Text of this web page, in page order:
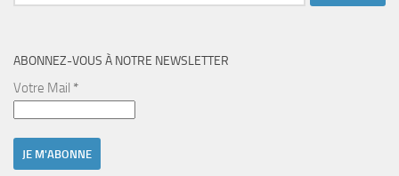
ABONNEZ-VOUS À NOTRE NEWSLETTER
Votre Mail *